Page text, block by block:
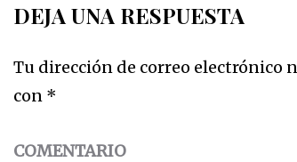
DEJA UNA RESPUESTA
Tu dirección de correo electrónico
con *
COMENTARIO